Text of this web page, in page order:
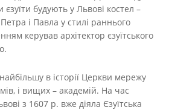
будують у Львові костел –
і Павла у стилі раннього
керував архітектор єзуїтського
в історії Церкви мережу
і вищих – академій. На час
з 1607 р. вже діяла Єзуїтська